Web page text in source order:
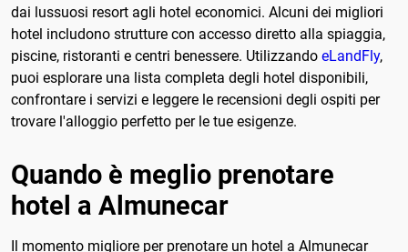
dai lussuosi resort agli hotel economici. Alcuni dei migliori
hotel includono strutture con accesso diretto alla spiaggia,
piscine, ristoranti e centri benessere. Utilizzando eLandFly,
puoi esplorare una lista completa degli hotel disponibili,
confrontare i servizi e leggere le recensioni degli ospiti per
trovare l'alloggio perfetto per le tue esigenze.
Quando è meglio prenotare
hotel a Almunecar
Il momento migliore per prenotare un hotel a Almunecar